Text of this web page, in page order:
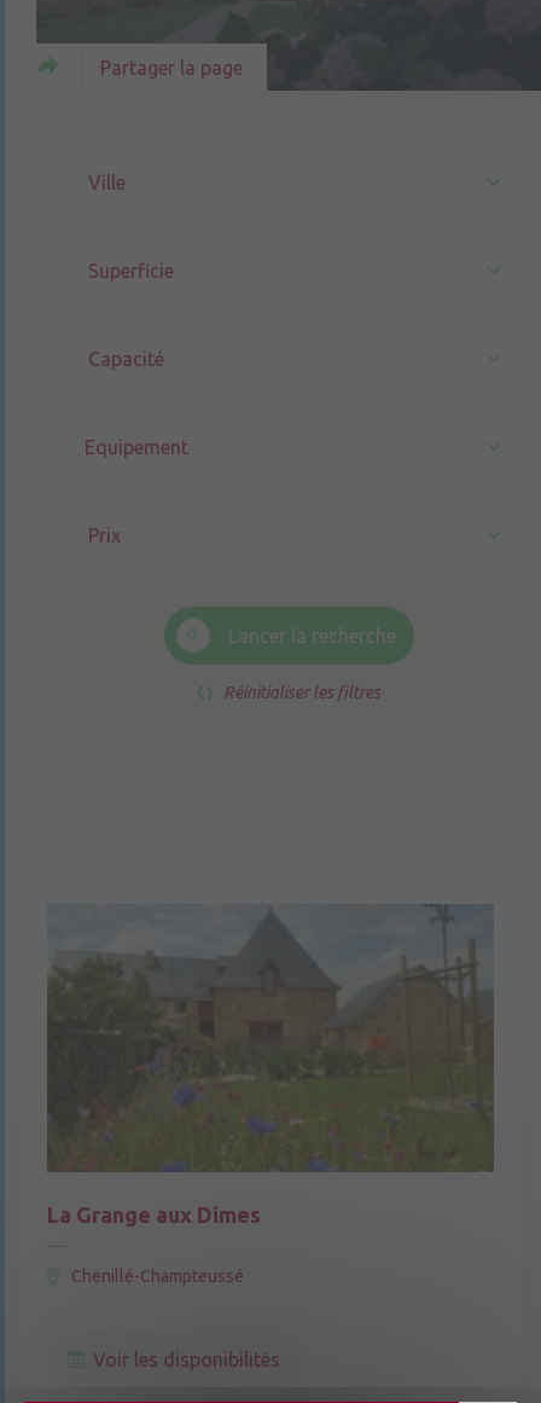
Partager la page
Ville
Superficie
Capacité
Prix
Lancer la recherche
Réinitialiser les filtres
La Grange aux Dimes
Chenillé-Champteussé
Voir les disponibilités